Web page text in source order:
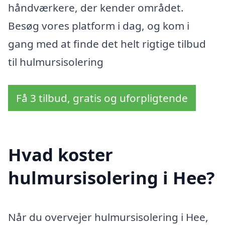
håndværkere, der kender området.
Besøg vores platform i dag, og kom i
gang med at finde det helt rigtige tilbud
til hulmursisolering
Få 3 tilbud, gratis og uforpligtende
Hvad koster
hulmursisolering i Hee?
Når du overvejer hulmursisolering i Hee,